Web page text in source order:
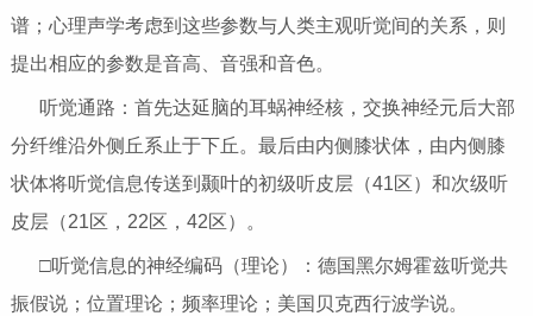
谱；心理声学考虑到这些参数与人类主观听觉间的关系，则
提出相应的参数是音高、音强和音色。
听觉通路：首先达延脑的耳蜗神经核，交换神经元后大部
分纤维沿外侧丘系止于下丘。最后由内侧膝状体，由内侧膝
状体将听觉信息传送到颞叶的初级听皮层（41区）和次级听
皮层（21区，22区，42区）。
□听觉信息的神经编码（理论）：德国黑尔姆霍兹听觉共
振假说；位置理论；频率理论；美国贝克西行波学说。